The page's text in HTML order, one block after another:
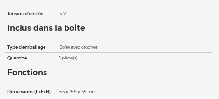
Tension d'entrée 5 V
Inclus dans la boite
Type d'emballage
Boîte avec crochet
Quantité
1 pièce(s)
Fonctions
Dimensions (LxExH)
65 x 155 x 35 mm